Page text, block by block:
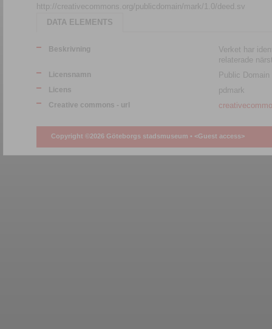
http://creativecommons.org/publicdomain/mark/1.0/deed.sv
DATA ELEMENTS
Beskrivning
Verket har
relaterade
Licensnamn Public Domain
Licens pdmark
Creative commons - url
Copyright ©2026 Göteborgs stadsmuseum • <Guest access>